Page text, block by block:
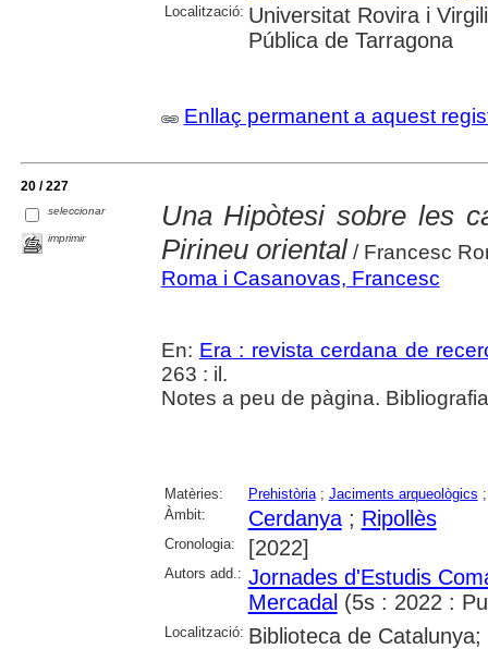
Localització: Universitat Rovira i
Pública de Tarragona
Enllaç permanent a aquest
20 / 227
seleccionar
imprimir
Una Hipòtesi sobre les
Pirineu oriental/ Francesc
Roma i Casanovas, Francesc
En: Era : revista cerdana de
263 : il.
Notes a peu de pàgina.
Matèries: Prehistòria; Jaciments arqueològics
Àmbit:
Cerdanya; Ripollès
Cronologia: [2022]
Autors add.: Jornades d'Estudis
Mercadal (5s : 2022 :
Localització: Biblioteca de